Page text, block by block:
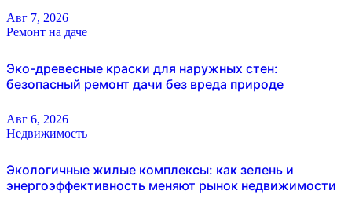
Авг 7, 2026
Ремонт на даче
Эко-древесные краски для наружных стен:
безопасный ремонт дачи без вреда природе
Авг 6, 2026
Недвижимость
Экологичные жилые комплексы: как зелень и
энергоэффективность меняют рынок недвижимости